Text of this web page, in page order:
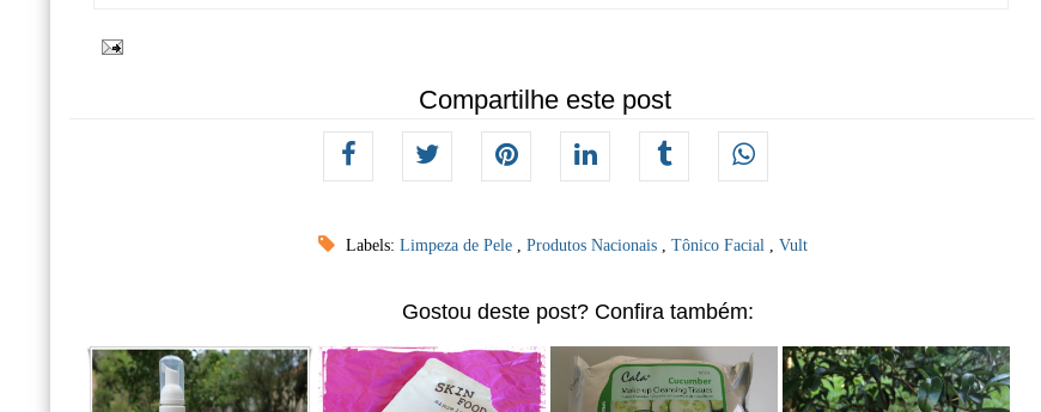
Compartilhe este post
Labels: Limpeza de Pele Produtos Nacionais Tônico Facial Vult
Gostou deste post? Confira também: